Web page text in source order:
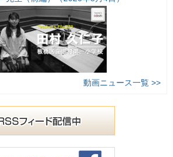
動画ニュース一覧 >>